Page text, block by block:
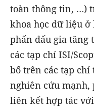
toàn thông tin, …)
khoa học dữ liệu ở
phấn đấu gia tăng
các tạp chí ISI/
bố trên các tạp chí
nghiên cứu
liên kết hợp tác